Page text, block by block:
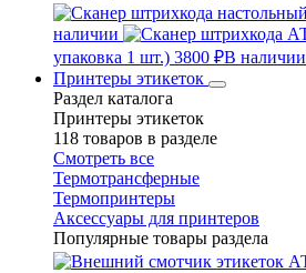
наличии
упаковка 1 шт.) 3800 ₽В наличии
Принтеры этикеток
Раздел каталога
Принтеры этикеток
118 товаров в разделе
Смотреть все
Термотрансферные
Термопринтеры
Аксессуары для принтеров
Популярные товары раздела